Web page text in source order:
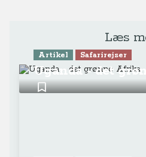
Læs
Artikel Safarirejser
Uganda - det